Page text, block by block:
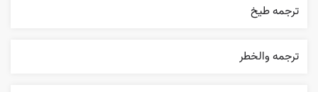
ترجمه طيخ
ترجمه والخطر